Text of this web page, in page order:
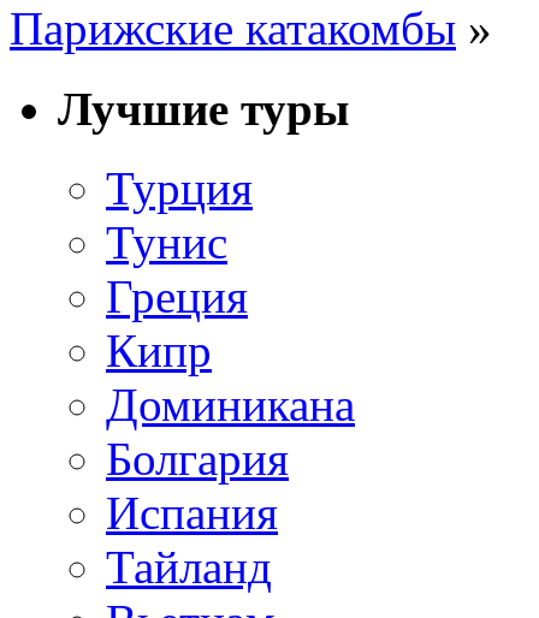
Парижские катакомбы »
Лучшие туры
Турция
Тунис
Греция
Кипр
Доминикана
Болгария
Испания
Тайланд